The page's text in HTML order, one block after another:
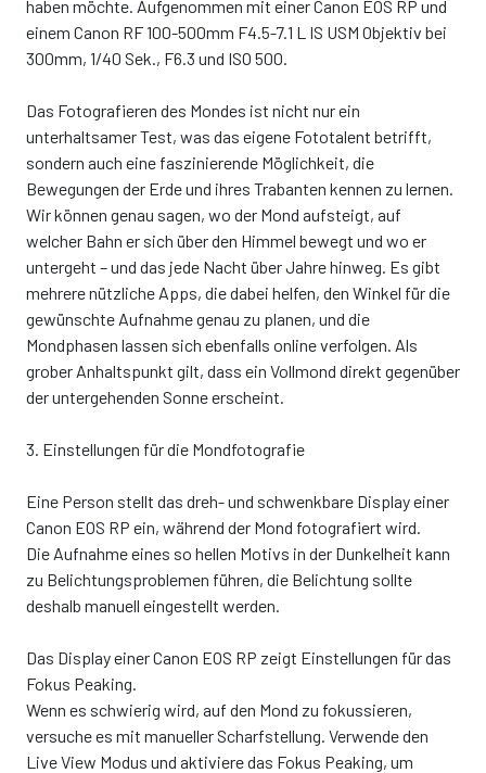
haben möchte. Aufgenommen mit einer Canon EOS RP und
einem Canon RF 100-500mm F4.5-7.1 L IS USM Objektiv bei
300mm, 1/40 Sek., F6.3 und ISO 500.
Das Fotografieren des Mondes ist nicht nur ein
unterhaltsamer Test, was das eigene Fototalent betrifft,
sondern auch eine faszinierende Möglichkeit, die
Bewegungen der Erde und ihres Trabanten kennen zu lernen.
Wir können genau sagen, wo der Mond aufsteigt, auf
welcher Bahn er sich über den Himmel bewegt und wo er
untergeht – und das jede Nacht über Jahre hinweg. Es gibt
mehrere nützliche Apps, die dabei helfen, den Winkel für die
gewünschte Aufnahme genau zu planen, und die
Mondphasen lassen sich ebenfalls online verfolgen. Als
grober Anhaltspunkt gilt, dass ein Vollmond direkt gegenüber
der untergehenden Sonne erscheint.
3. Einstellungen für die Mondfotografie
Eine Person stellt das dreh- und schwenkbare Display einer
Canon EOS RP ein, während der Mond fotografiert wird.
Die Aufnahme eines so hellen Motivs in der Dunkelheit kann
zu Belichtungsproblemen führen, die Belichtung sollte
deshalb manuell eingestellt werden.
Das Display einer Canon EOS RP zeigt Einstellungen für das
Fokus Peaking.
Wenn es schwierig wird, auf den Mond zu fokussieren,
versuche es mit manueller Scharfstellung. Verwende den
Live View Modus und aktiviere das Fokus Peaking, um